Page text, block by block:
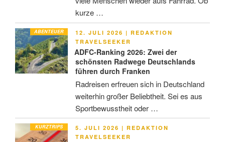
kurze …
ABENTEUER
VERÖFFENTLICHT
AM
12. JULI 2026 | REDAKTION
TRAVELSEEKER
ADFC-Ranking 2026: Zwei der
schönsten Radwege Deutschlands
führen durch Franken
Radreisen erfreuen sich in Deutschland
weiterhin großer Beliebtheit. Sei es aus
Sportbewusstheit oder …
KURZTRIPS
VERÖFFENTLICHT
AM
5. JULI 2026 | REDAKTION
TRAVELSEEKER